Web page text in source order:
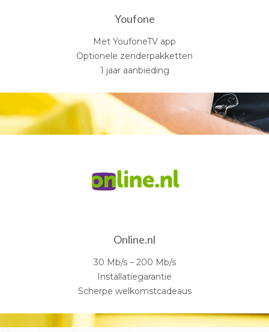
Youfone
Met YoufoneTV app
Optionele zenderpakketten
1 jaar aanbieding
Online.nl
30 Mb/s – 200 Mb/s
Installatiegarantie
Scherpe welkomstcadeaus